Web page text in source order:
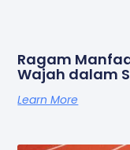
Ragam
Wajah dalam
Learn More